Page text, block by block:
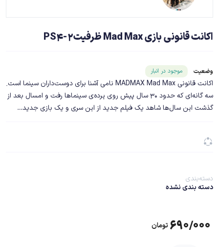
اکانت قانونی بازی Mad Max ظرفیت2-PS4
وضعیت موجود در انبارشناسه محصول ۲۱۹۶۹
اکانت قانونی MADMAX Mad Max نامی آشنا برای دوست‌داران سینما است.
سه گانه‌ای که حدود ۳۰ سال پیش روی پرده‌ی سینماها رفت و امسال بعد از
گذشت این سال‌ها شاهد یک فیلم جدید از این سری و یک بازی جدید…
دسته‌بندی
دسته بندی نشده
۶۹۰/۰۰۰ تومان